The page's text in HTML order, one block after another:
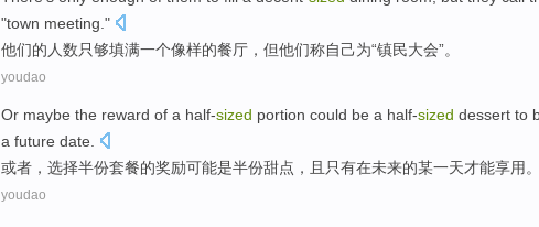
"town meeting."
他们的人数只够填满一个像样的餐厅 ， 但他们称自己为“镇民大会”。
youdao
Or maybe the reward of a half-sized portion could be a half-sized dessert to
a future date.
或者 ，选择半份套餐的奖励可能是半份甜点 ，且 只有在未来的某一天才能享用。
youdao